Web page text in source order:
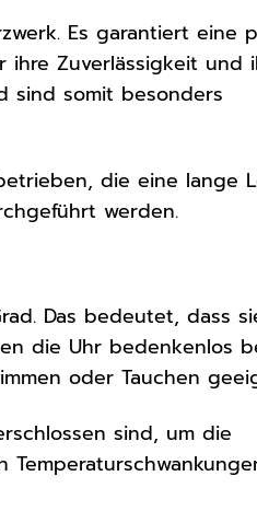
Es garantiert eine
ihre Zuverlässigkeit und
sind somit besonders
die eine lange
werden.
Das bedeutet, dass
die Uhr bedenkenlos
oder Tauchen
sind, um die